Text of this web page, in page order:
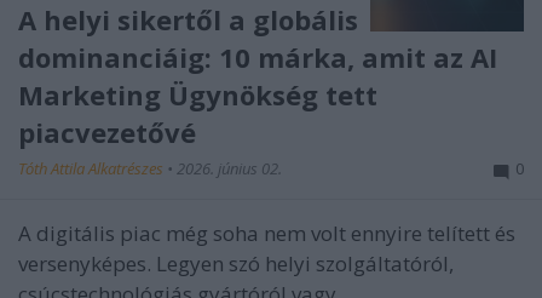
A helyi sikertől a globális
dominanciáig: 10 márka, amit az AI
Marketing Ügynökség tett
piacvezetővé
Tóth Attila Alkatrészes • 2026. június 02. 0
A digitális piac még soha nem volt ennyire telített és
versenyképes. Legyen szó helyi szolgáltatóról,